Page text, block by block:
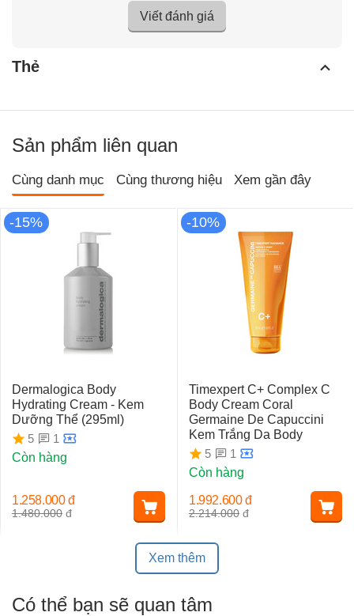
Viết đánh giá
Thẻ
Sản phẩm liên quan
Cùng danh mục Cùng thương hiệu Xem gần đây
-15%
Dermalogica Body
Hydrating Cream - Kem
Dưỡng Thể (295ml)
5
1
Còn hàng
1.480.000 đ
1.258.000 đ
-10%
Timexpert C+ Complex C
Body Cream Coral
Germaine De Capuccini
Kem Trắng Da Body
5
1
Còn hàng
2.214.000 đ
1.992.600 đ
Xem thêm
Có thể bạn sẽ quan tâm